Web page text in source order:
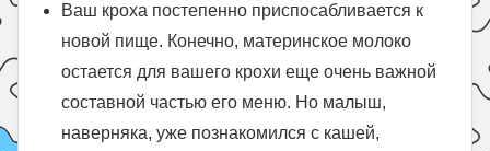
Ваш кроха постепенно приспосабливается к
новой пище. Конечно, материнское молоко
остается для вашего крохи еще очень важной
составной частью его меню. Но малыш,
наверняка, уже познакомился с кашей,